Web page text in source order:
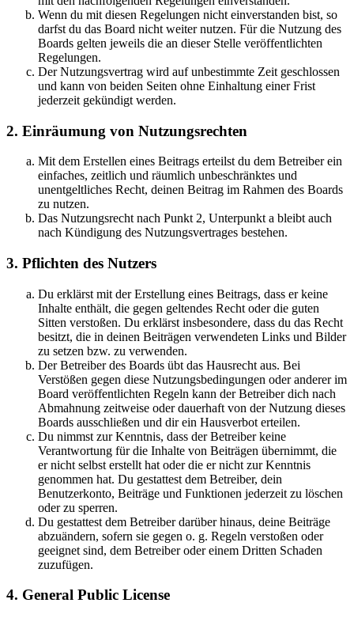
Wenn du mit diesen Regelungen nicht einverstanden bist, so
darfst du das Board nicht weiter nutzen. Für die Nutzung des
Boards gelten jeweils die an dieser Stelle veröffentlichten
Regelungen.
Der Nutzungsvertrag wird auf unbestimmte Zeit geschlossen
und kann von beiden Seiten ohne Einhaltung einer Frist
jederzeit gekündigt werden.
2. Einräumung von Nutzungsrechten
Mit dem Erstellen eines Beitrags erteilst du dem Betreiber ein
einfaches, zeitlich und räumlich unbeschränktes und
unentgeltliches Recht, deinen Beitrag im Rahmen des Boards
zu nutzen.
Das Nutzungsrecht nach Punkt 2, Unterpunkt a bleibt auch
nach Kündigung des Nutzungsvertrages bestehen.
3. Pflichten des Nutzers
Du erklärst mit der Erstellung eines Beitrags, dass er keine
Inhalte enthält, die gegen geltendes Recht oder die guten
Sitten verstoßen. Du erklärst insbesondere, dass du das Recht
besitzt, die in deinen Beiträgen verwendeten Links und Bilder
zu setzen bzw. zu verwenden.
Der Betreiber des Boards übt das Hausrecht aus. Bei
Verstößen gegen diese Nutzungsbedingungen oder anderer im
Board veröffentlichten Regeln kann der Betreiber dich nach
Abmahnung zeitweise oder dauerhaft von der Nutzung dieses
Boards ausschließen und dir ein Hausverbot erteilen.
Du nimmst zur Kenntnis, dass der Betreiber keine
Verantwortung für die Inhalte von Beiträgen übernimmt, die
er nicht selbst erstellt hat oder die er nicht zur Kenntnis
genommen hat. Du gestattest dem Betreiber, dein
Benutzerkonto, Beiträge und Funktionen jederzeit zu löschen
oder zu sperren.
Du gestattest dem Betreiber darüber hinaus, deine Beiträge
abzuändern, sofern sie gegen o. g. Regeln verstoßen oder
geeignet sind, dem Betreiber oder einem Dritten Schaden
zuzufügen.
4. General Public License